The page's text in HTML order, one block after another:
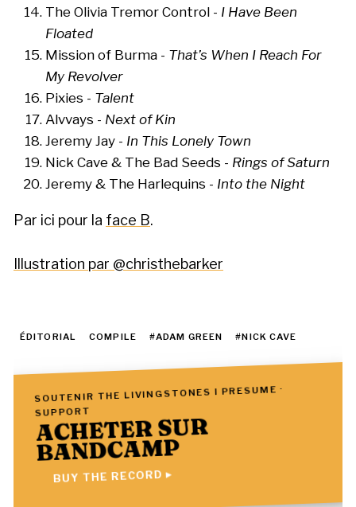
The Olivia Tremor Control - I Have Been
Floated
Mission of Burma - That’s When I Reach For
My Revolver
Pixies - Talent
Alvvays - Next of Kin
Jeremy Jay - In This Lonely Town
Nick Cave & The Bad Seeds - Rings of Saturn
Jeremy & The Harlequins - Into the Night
Par ici pour la face B.
Illustration par @christhebarker
ÉDITORIAL COMPILE #ADAM GREEN #NICK CAVE
SOUTENIR THE LIVINGSTONES I PRESUME ·
SUPPORT
ACHETER SUR
BANDCAMP
BUY THE RECORD ▸